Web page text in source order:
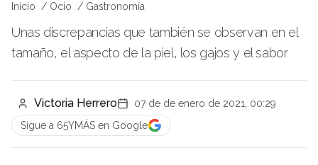
Inicio Ocio Gastronomía
Unas discrepancias que también se observan en el
tamaño, el aspecto de la piel, los gajos y el sabor
Victoria Herrero
07 de de enero de 2021, 00:29
Sigue a 65YMÁS en Google